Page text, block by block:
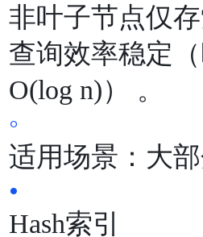
⾮叶⼦节点仅
查询效率稳定
O(log n)） 。
◦
适⽤场景：⼤
•
Hash索引